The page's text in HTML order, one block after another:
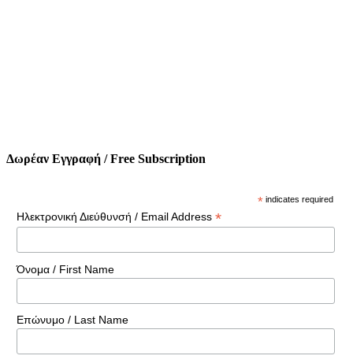
Δωρέαν Εγγραφή / Free Subscription
* indicates required
Ηλεκτρονική Διεύθυνσή / Email Address *
Όνομα / First Name
Επώνυμο / Last Name